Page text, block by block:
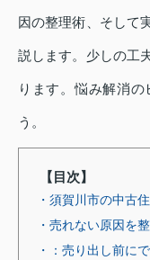
因の整理術、そして
説します。少しの工
ります。悩み解消
う。
【目次】
・須賀川市の中古
・売れない原因を
・：売り出し前に